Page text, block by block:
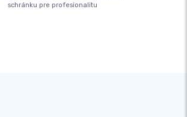
schránku pre profesionalitu